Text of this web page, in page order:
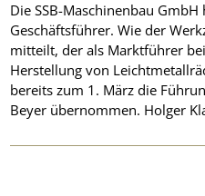
Die SSB-Maschinenbau
Geschäftsführer. Wie der
mitteilt, der als Marktführer
Herstellung von
bereits zum 1. März die
Beyer übernommen. Holger